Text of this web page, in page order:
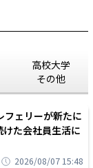
高校大学
その他
フェリーが新たに
た会社員生活に
2026/08/07 15:48